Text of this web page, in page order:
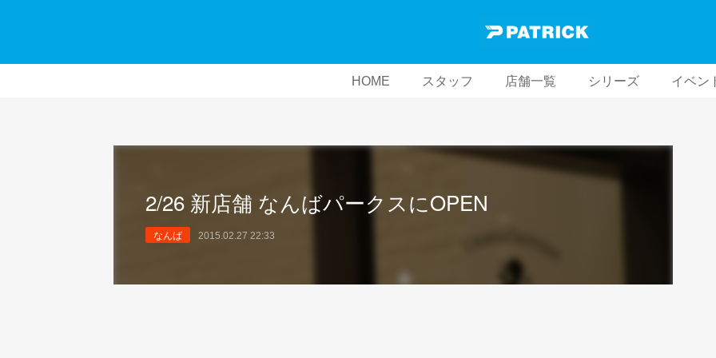
HOME スタッフ 店舗一覧 シリーズ イベン
2/26 新店舗 なんばパークスにOPEN
なんば 2015.02.27 22:33